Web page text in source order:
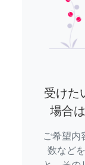
受けた
場合
ご希望内
数など